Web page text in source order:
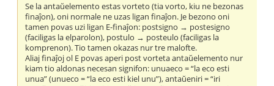
Se la antaŭelemento estas vorteto (tia vorto, kiu ne bezonas
finaĵon), oni normale ne uzas ligan finaĵon. Je bezono oni
tamen povas uzi ligan E-finaĵon: postsigno → postesigno
(faciligas la elparolon), postulo → posteulo (faciligas la
komprenon). Tio tamen okazas nur tre malofte.
Aliaj finaĵoj ol E povas aperi post vorteta antaŭelemento nur
kiam tio aldonas necesan signifon: unuaeco = “la eco esti
unua” (unueco = “la eco esti kiel unu”), antaŭeniri = “iri